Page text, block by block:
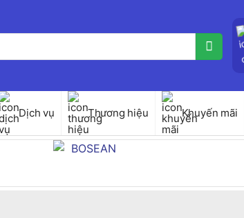
Dịch vụ Thương hiệu Khuyến mãi